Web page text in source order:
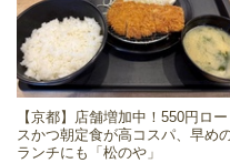
【京都】店舗増加中！550円ロー
スかつ朝定食が高コスパ、早め
ランチにも「松のや」